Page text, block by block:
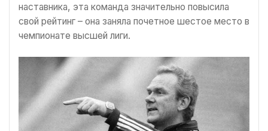
наставника, эта команда значительно повысила
свой рейтинг – она заняла почетное шестое место в
чемпионате высшей лиги.